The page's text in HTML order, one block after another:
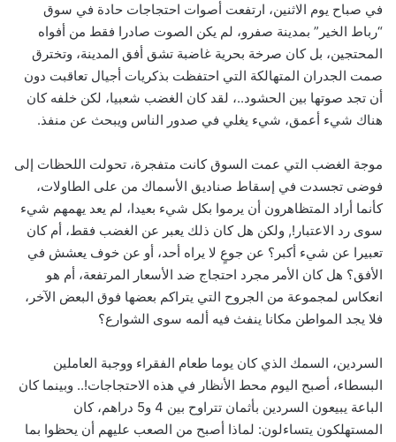
في صباح يوم الاثنين، ارتفعت أصوات احتجاجات حادة في سوق
“رباط الخير” بمدينة صفرو، لم يكن الصوت صادرا فقط من أفواه
المحتجين، بل كان صرخة بحرية غاضبة تشق أفق المدينة، وتخترق
صمت الجدران المتهالكة التي احتفظت بذكريات أجيال تعاقبت دون
أن تجد صوتها بين الحشود..، لقد كان الغضب شعبيا، لكن خلفه كان
هناك شيء أعمق، شيء يغلي في صدور الناس ويبحث عن منفذ.
موجة الغضب التي عمت السوق كانت متفجرة، تحولت اللحظات إلى
فوضى تجسدت في إسقاط صناديق الأسماك من على الطاولات،
كأنما أراد المتظاهرون أن يرموا بكل شيء بعيدا، لم يعد يهمهم شيء
سوى رد الاعتبار!, ولكن هل كان ذلك يعبر عن الغضب فقط، أم كان
تعبيرا عن شيء أكبر؟ عن جوعٍ لا يراه أحد، أو عن خوف يعشش في
الأفق؟ هل كان الأمر مجرد احتجاج ضد الأسعار المرتفعة، أم هو
انعكاس لمجموعة من الجروح التي يتراكم بعضها فوق البعض الآخر،
فلا يجد المواطن مكانا ينفث فيه ألمه سوى الشوارع؟
السردين، السمك الذي كان يوما طعام الفقراء ووجبة العاملين
البسطاء، أصبح اليوم محط الأنظار في هذه الاحتجاجات!.. وبينما كان
الباعة يبيعون السردين بأثمان تتراوح بين 4 و5 دراهم، كان
المستهلكون يتساءلون: لماذا أصبح من الصعب عليهم أن يحظوا بما